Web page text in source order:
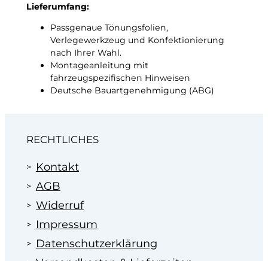
Lieferumfang:
Passgenaue Tönungsfolien,
Verlegewerkzeug und Konfektionierung
nach Ihrer Wahl.
Montageanleitung mit
fahrzeugspezifischen Hinweisen
Deutsche Bauartgenehmigung (ABG)
RECHTLICHES
Kontakt
AGB
Widerruf
Impressum
Datenschutzerklärung